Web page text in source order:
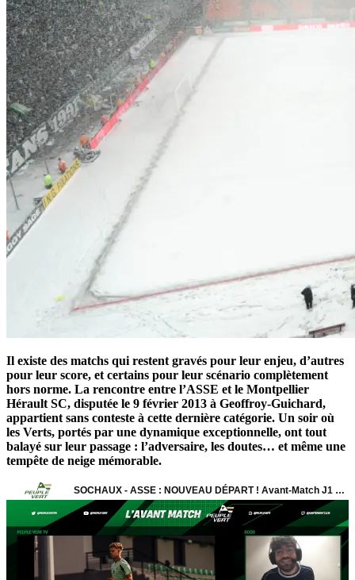
Il existe des matchs qui restent gravés pour leur enjeu, d’autres
pour leur score, et certains pour leur scénario complètement
hors norme. La rencontre entre l’ASSE et le Montpellier
Hérault SC, disputée le 9 février 2013 à Geoffroy-Guichard,
appartient sans conteste à cette dernière catégorie. Un soir où
les Verts, portés par une dynamique exceptionnelle, ont tout
balayé sur leur passage : l’adversaire, les doutes… et même une
tempête de neige mémorable.